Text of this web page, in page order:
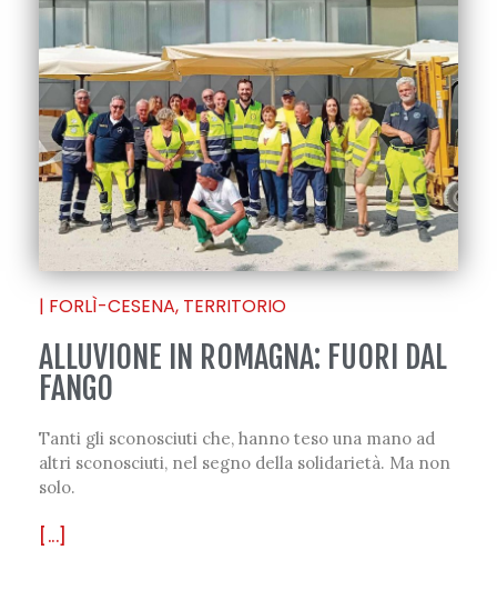
| FORLÌ-CESENA, TERRITORIO
ALLUVIONE IN ROMAGNA: FUORI DAL
FANGO
Tanti gli sconosciuti che, hanno teso una mano ad
altri sconosciuti, nel segno della solidarietà. Ma non
solo.
[...]